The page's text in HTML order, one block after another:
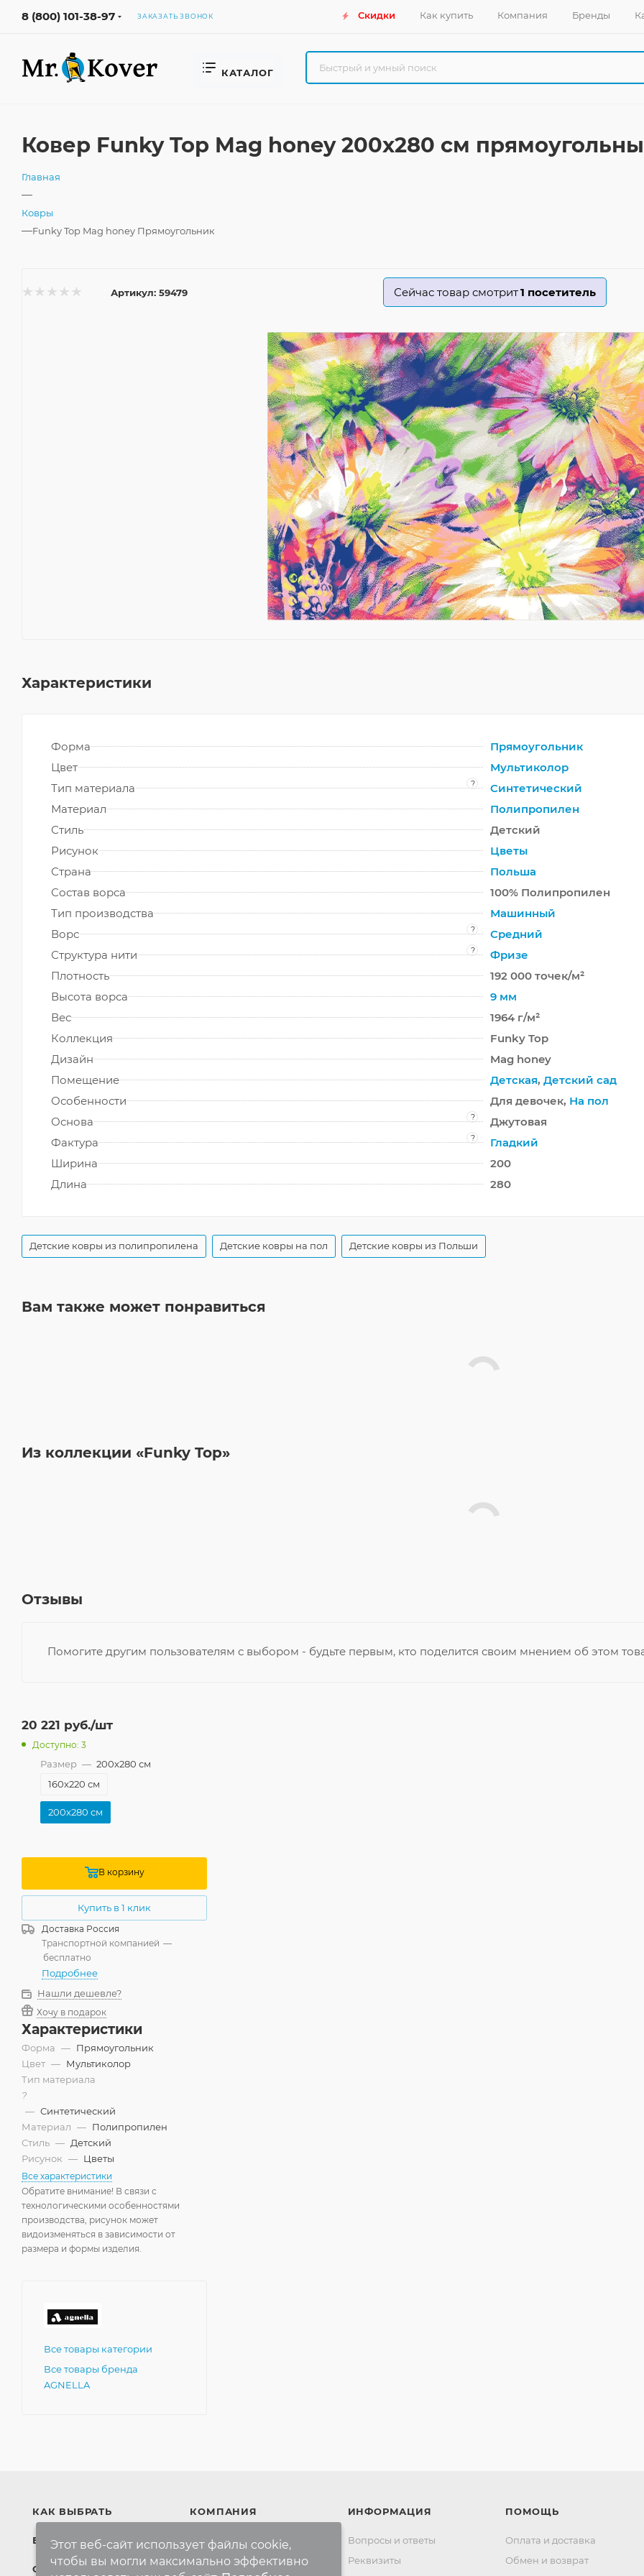
8 (800) 101-38-97 ЗАКАЗАТЬ ЗВОНОК Скидки Как купить Компания Бренды
КАТАЛОГ
Ковер Funky Top Mag honey 200x280 см
Главная
—
Ковры
—Funky Top Mag honey Прямоугольник
Артикул: 59479 Сейчас товар смотрит1 посетитель
Характеристики
Форма
Прямоугольник
Цвет
Мультиколор
Тип материала
?
Синтетический
Материал
Полипропилен
Стиль
Детский
Рисунок
Цветы
Страна
Польша
Состав ворса
100% Полипропилен
Тип производства
Машинный
Ворс
?
Средний
Структура нити
?
Фризе
Плотность
192 000 точек/м²
Высота ворса
9 мм
Вес
1964 г/м²
Коллекция
Funky Top
Дизайн
Mag honey
Помещение
Детская, Детский сад
Особенности
Для девочек, На пол
Основа
?
Джутовая
Фактура
?
Гладкий
Ширина
200
Длина
280
Детские ковры из полипропилена Детские ковры на пол Детские ковры из Польши
Вам также может понравиться
Из коллекции «Funky Top»
Отзывы
Помогите другим пользователям с выбором - будьте первым, кто поделится своим мнением об этом
20 221 руб./шт
Доступно: 3
Размер — 200x280 см
160x220 см
200x280 см
В корзину
Купить в 1 клик
Доставка Россия
Транспортной компанией —
бесплатно
Подробнее
Нашли дешевле?
Хочу в подарок
Характеристики
Форма — Прямоугольник
Цвет — Мультиколор
Тип материала
?
— Синтетический
Материал — Полипропилен
Стиль — Детский
Рисунок — Цветы
Все характеристики
Обратите внимание! В связи с
технологическими особенностями
производства, рисунок может
видоизменяться в зависимости от
размера и формы изделия.
Все товары категории
Все товары бренда
AGNELLA
КАК ВЫБРАТЬ
БРЕНДЫ
СКИДКИ
КОМПАНИЯ
Компания
Контакты
ИНФОРМАЦИЯ
Вопросы и ответы
Реквизиты
ПОМОЩЬ
Оплата и доставка
Обмен и возврат
Этот веб-сайт использует файлы cookie,
чтобы вы могли максимально эффективно